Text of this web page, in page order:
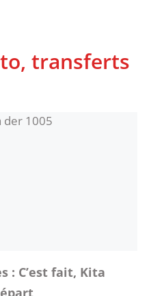
transferts
: C’est fait, Kita